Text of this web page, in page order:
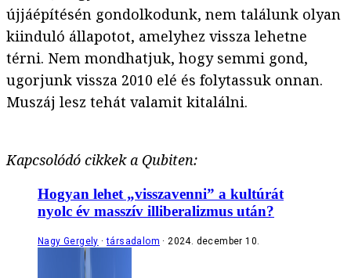
újjáépítésén gondolkodunk, nem találunk olyan
kiinduló állapotot, amelyhez vissza lehetne
térni. Nem mondhatjuk, hogy semmi gond,
ugorjunk vissza 2010 elé és folytassuk onnan.
Muszáj lesz tehát valamit kitalálni.
Kapcsolódó cikkek a Qubiten:
Hogyan lehet „visszavenni” a kultúrát
nyolc év masszív illiberalizmus után?
Nagy Gergely társadalom 2024. december 10.